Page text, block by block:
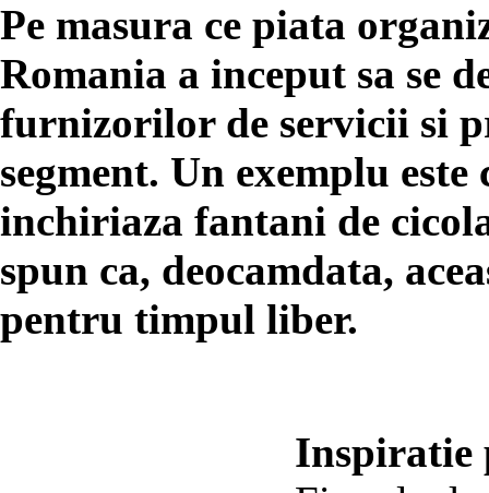
Pe masura ce piata
Romania a inceput sa se
furnizorilor de servicii si
segment. Un exemplu
inchiriaza fantani de
spun ca, deocamdata,
pentru timpul liber.
Inspiratie